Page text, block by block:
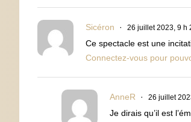
Sicéron 26 juillet 2023, 9 h
Ce spectacle est une
Connectez-vous pour
AnneR 26 juillet
Je dirais qu’il est